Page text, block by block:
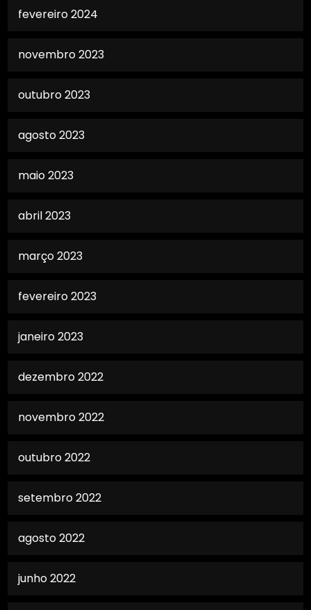
fevereiro 2024
novembro 2023
outubro 2023
agosto 2023
maio 2023
abril 2023
março 2023
fevereiro 2023
janeiro 2023
dezembro 2022
novembro 2022
outubro 2022
setembro 2022
agosto 2022
junho 2022